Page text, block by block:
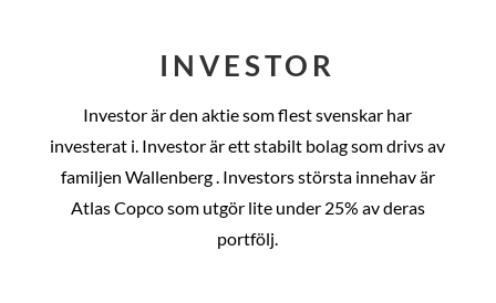
INVESTOR
Investor är den aktie som flest svenskar har
investerat i. Investor är ett stabilt bolag som drivs av
familjen Wallenberg . Investors största innehav är
Atlas Copco som utgör lite under 25% av deras
portfölj.